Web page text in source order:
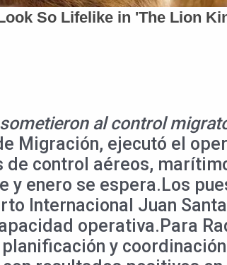
al control
Migración, ejecutó el
de control aéreos,
enero se espera.Los
Internacional Juan
operativa.Para
y